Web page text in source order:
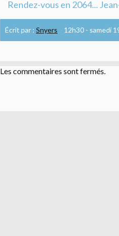
Rendez-vous en 2064...
Écrit par : Snyers 12h30 - samedi
Les commentaires sont fermés.